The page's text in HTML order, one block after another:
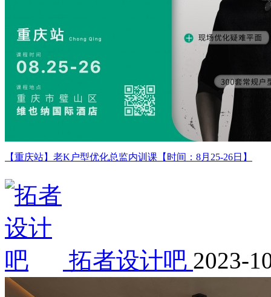
【重庆站】老K户型优化总监内训课【时间：8月25-26日】
拓者设计吧 2023-